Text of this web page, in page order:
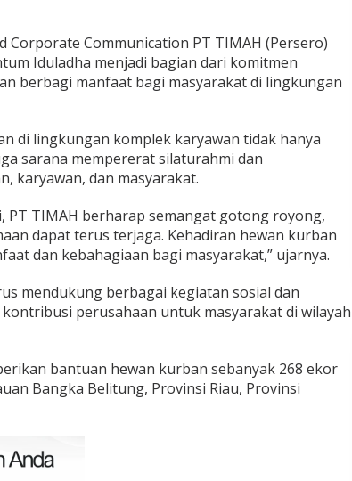
Corporate Communication PT TIMAH (Persero)
Iduladha menjadi bagian dari komitmen
berbagi manfaat bagi masyarakat di lingkungan
di lingkungan komplek karyawan tidak hanya
sarana mempererat silaturahmi dan
karyawan, dan masyarakat.
PT TIMAH berharap semangat gotong royong,
dapat terus terjaga. Kehadiran hewan kurban
dan kebahagiaan bagi masyarakat,” ujarnya.
mendukung berbagai kegiatan sosial dan
perusahaan untuk masyarakat di wilayah
bantuan hewan kurban sebanyak 268 ekor
Bangka Belitung, Provinsi Riau, Provinsi